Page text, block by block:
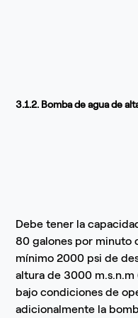
3.1.2. Bomba de agua de
Debe tener la
80 galones por minuto
mínimo 2000 psi de
altura de 3000
bajo condiciones de
adicionalmente la